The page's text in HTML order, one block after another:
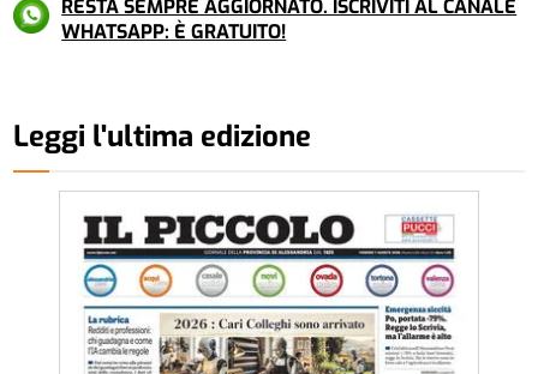
RESTA SEMPRE AGGIORNATO. ISCRIVITI AL CANALE
WHATSAPP: È GRATUITO!
Leggi l'ultima edizione